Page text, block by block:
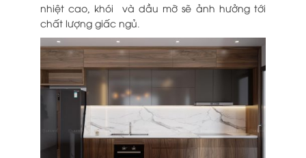
nhiệt cao, khói và dầu mỡ sẽ ảnh hưởng tới
chất lượng giấc ngủ.